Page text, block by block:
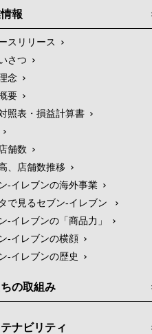
報
スリリース
さつ
念
要
照表・損益計算書
舗数
、店舗数推移
‐イレブンの海外事業
で見るセブン‐イレブン
‐イレブンの「商品力」
-イレブンの横顔
-イレブンの歴史
の取組み
ナビリティ